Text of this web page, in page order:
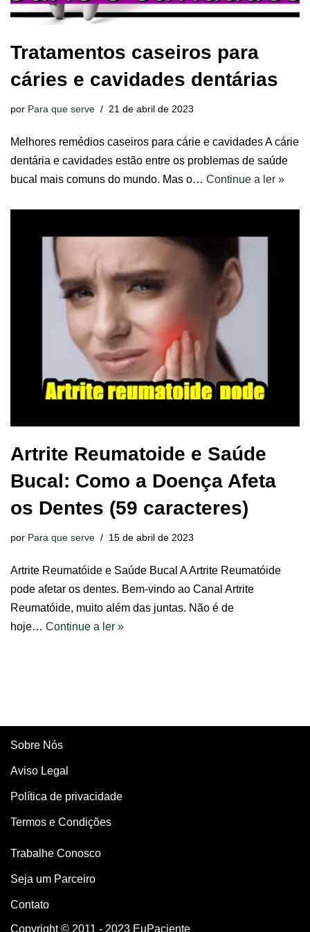
Tratamentos caseiros para
cáries e cavidades dentárias
por Para que serve 21 de abril de 2023
Melhores remédios caseiros para cárie e cavidades A cárie
dentária e cavidades estão entre os problemas de saúde
bucal mais comuns do mundo. Mas o… Continue a ler »
Artrite Reumatoide e Saúde
Bucal: Como a Doença Afeta
os Dentes (59 caracteres)
por Para que serve 15 de abril de 2023
Artrite Reumatóide e Saúde Bucal A Artrite Reumatóide
pode afetar os dentes. Bem-vindo ao Canal Artrite
Reumatóide, muito além das juntas. Não é de
hoje… Continue a ler »
Sobre Nós
Aviso Legal
Política de privacidade
Termos e Condições
Trabalhe Conosco
Seja um Parceiro
Contato
Copyright © 2011 - 2023 EuPaciente